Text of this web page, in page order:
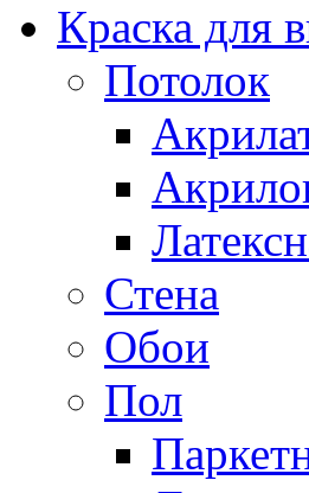
Краска для
Потолок
Стена
Обои
Пол